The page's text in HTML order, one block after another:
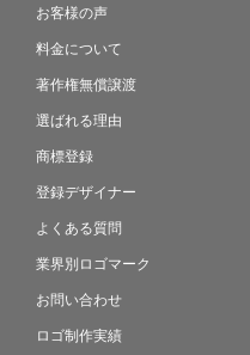
お客様の声
料金について
著作権無償譲渡
選ばれる理由
商標登録
登録デザイナー
よくある質問
業界別ロゴマーク
お問い合わせ
ロゴ制作実績